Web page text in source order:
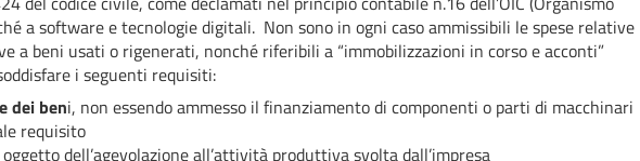
a software e tecnologie digitali. Non sono in ogni caso ammissibili le spese relative
a beni usati o rigenerati, nonché riferibili a “immobilizzazioni in corso e acconti”
i seguenti requisiti:
dei beni, non essendo ammesso il finanziamento di componenti o parti di macchinari
requisito
oggetto dell’agevolazione all’attività produttiva svolta dall’impresa